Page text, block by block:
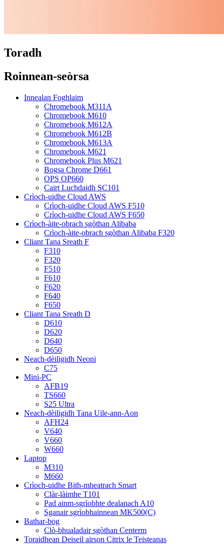
Toradh
Roinnean-seòrsa
Innealan Foghlaim
Chromebook M311A
Chromebook M610
Chromebook M612A
Chromebook M612B
Chromebook M613A
Chromebook M621
Chromebook Plus M621
Bogsa Chrome D661
OPS OP660
Cairt Luchdaidh SC101
Crìoch-uidhe Cloud AWS
Crìoch-uidhe Cloud AWS F510
Crìoch-uidhe Cloud AWS F650
Crìoch-àite-obrach sgòthan Alibaba
Crìoch-àite-obrach sgòthan Alibaba F320
Cliant Tana Sreath F
F310
F320
F510
F610
F620
F640
F650
Cliant Tana Sreath D
D610
D620
D640
D650
Neach-dèiligidh Neoni
C75
Mini-PC
AFB19
TS660
S25 Ultra
Neach-dèiligidh Tana Uile-ann-Aon
AFH24
V640
V660
W660
Laptop
M310
M660
Crìoch-uidhe Bith-mheatrach Smart
Clàr-làimhe T101
Pad ainm-sgrìobhte dealanach A10
Sganair sgrìobhainnean MK500(C)
Bathar-bog
Clò-bhualadair sgòthan Centerm
Toraidhean Deiseil airson Citrix le Teisteanas